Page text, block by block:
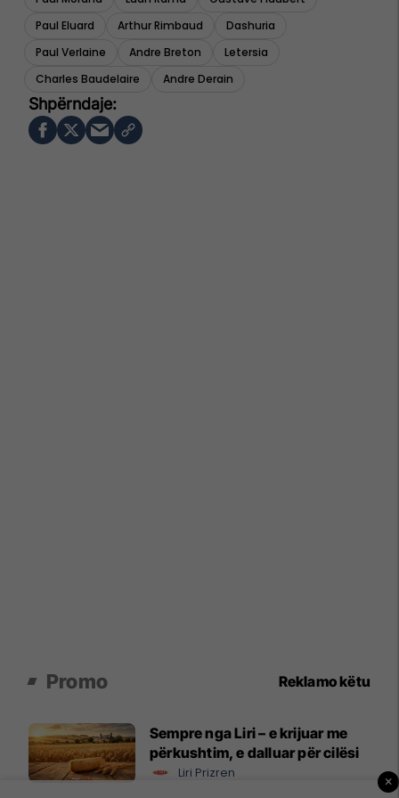
Paul Eluard
Arthur Rimbaud
Dashuria
Paul Verlaine
Andre Breton
Letersia
Charles Baudelaire
Andre Derain
Promo Reklamo këtu
Sempre nga Liri – e krijuar me
përkushtim, e dalluar për cilësi
Liri Prizren
×